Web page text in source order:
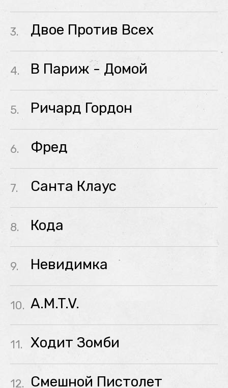
3. Двое Против Всех
4. В Париж - Домой
5. Ричард Гордон
6. Фред
7. Санта Клаус
8. Кода
9. Невидимка
10. A.M.T.V.
11. Ходит Зомби
12. Смешной Пистолет